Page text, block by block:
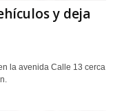
y deja
la avenida Calle 13 cerca